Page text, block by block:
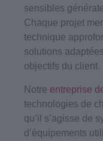
sensibles
Chaque projet
technique
solutions
objectifs du client.
Notre entreprise
technologies de
qu’il s’agisse de
d’équipements